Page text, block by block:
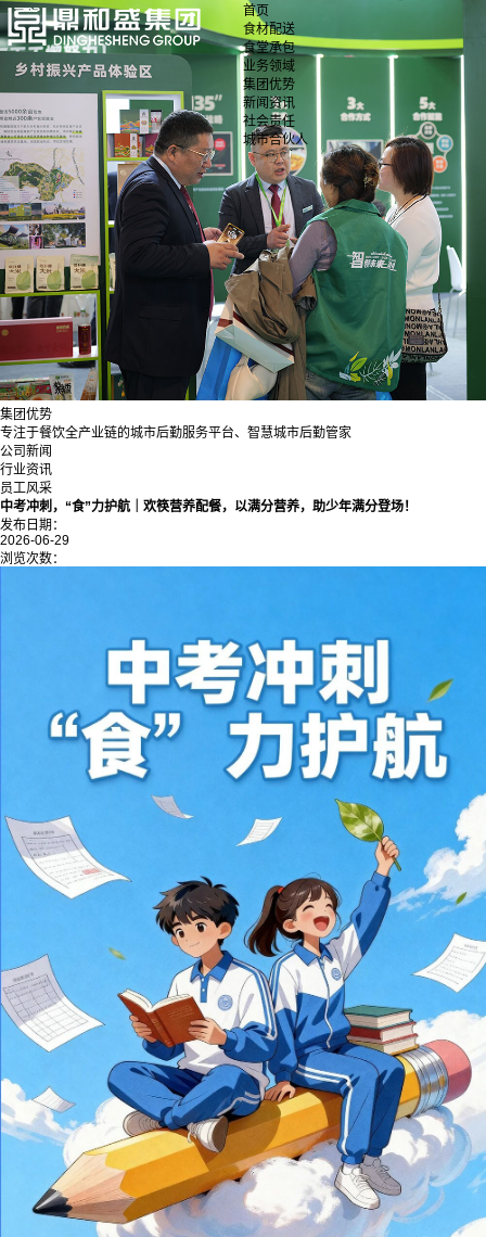
首页
食材配送
食堂承包
业务领域
集团优势
新闻资讯
社会责任
城市合伙人
集团优势
专注于餐饮全产业链的城市后勤服务平台、智慧城市后勤管家
公司新闻
行业资讯
员工风采
中考冲刺，“食”力护航｜欢筷营养配餐，以满分营养，助少年满分登场！
发布日期：
2026-06-29
浏览次数：